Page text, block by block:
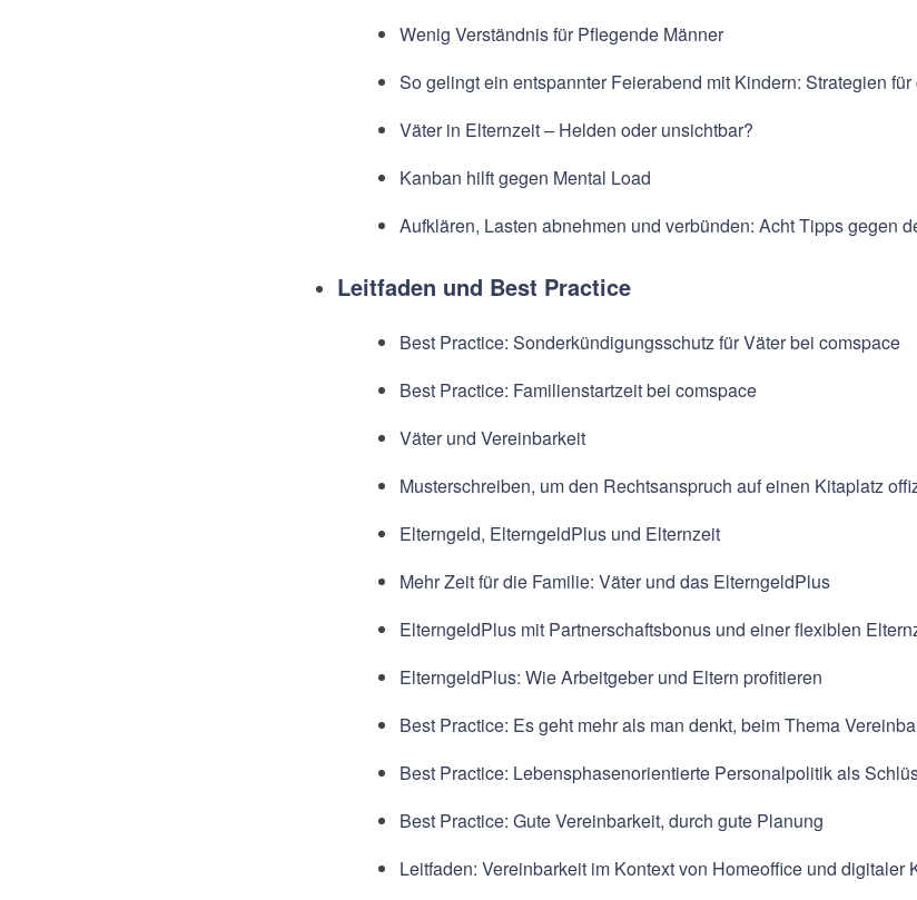
Wenig Verständnis für Pflegende Männer
So gelingt ein entspannter Feierabend mit Kindern: Strategien für
Väter in Elternzeit – Helden oder unsichtbar?
Kanban hilft gegen Mental Load
Aufklären, Lasten abnehmen und verbünden: Acht Tipps gegen
Leitfaden und Best Practice
Best Practice: Sonderkündigungsschutz für Väter bei comspace
Best Practice: Familienstartzeit bei comspace
Väter und Vereinbarkeit
Musterschreiben, um den Rechtsanspruch auf einen Kitaplatz
Elterngeld, ElterngeldPlus und Elternzeit
Mehr Zeit für die Familie: Väter und das ElterngeldPlus
ElterngeldPlus mit Partnerschaftsbonus und einer flexiblen
ElterngeldPlus: Wie Arbeitgeber und Eltern profitieren
Best Practice: Es geht mehr als man denkt, beim Thema
Best Practice: Lebensphasenorientierte Personalpolitik als
Best Practice: Gute Vereinbarkeit, durch gute Planung
Leitfaden: Vereinbarkeit im Kontext von Homeoffice und digitaler